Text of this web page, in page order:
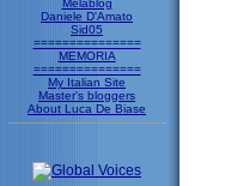
Melablog
Daniele D'Amato
Sid05
===============
MEMORIA
===============
My Italian Site
Master's bloggers
About Luca De Biase